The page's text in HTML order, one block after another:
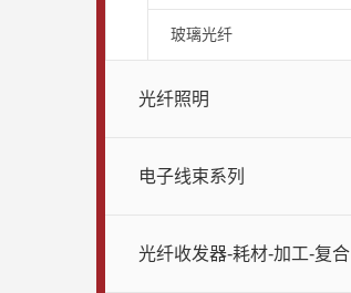
玻璃光纤
光纤照明
电子线束系列
光纤收发器-耗材-加工-复合